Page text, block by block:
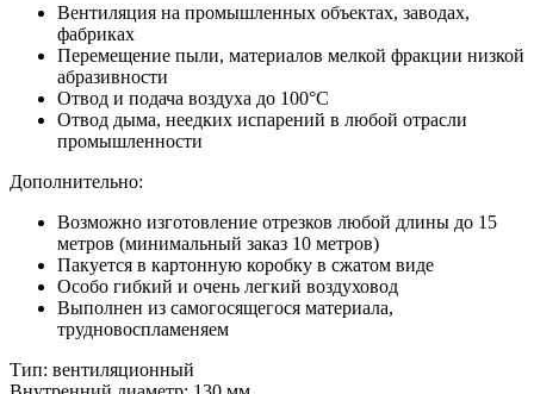
Вентиляция на промышленных объектах, заводах,
фабриках
Перемещение пыли, материалов мелкой фракции низкой
абразивности
Отвод и подача воздуха до 100°С
Отвод дыма, неедких испарений в любой отрасли
промышленности
Дополнительно:
Возможно изготовление отрезков любой длины до 15
метров (минимальный заказ 10 метров)
Пакуется в картонную коробку в сжатом виде
Особо гибкий и очень легкий воздуховод
Выполнен из самогосящегося материала,
трудновоспламеняем
Тип: вентиляционный